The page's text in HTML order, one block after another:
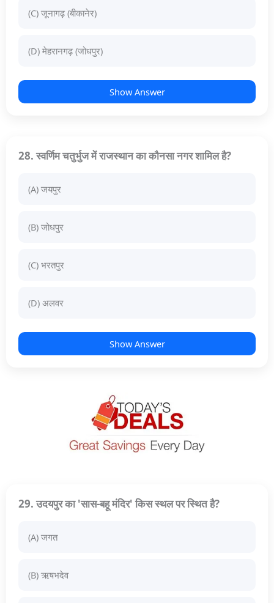
(C) जूनागढ़ (बीकानेर)
(D) मेहरानगढ़ (जोधपुर)
Show Answer
28. स्वर्णिम चतुर्भुज में राजस्थान का कौनसा नगर शामिल है?
(A) जयपुर
(B) जोधपुर
(C) भरतपुर
(D) अलवर
Show Answer
29. उदयपुर का 'सास-बहू मंदिर' किस स्थल पर स्थित है?
(A) जगत
(B) ऋषभदेव